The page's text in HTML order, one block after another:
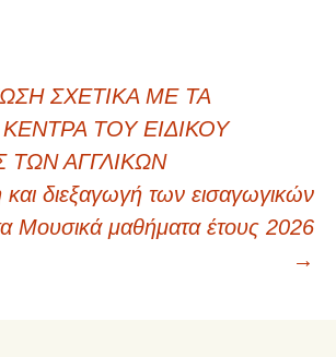
ΣΧΕΤΙΚΑ ΜΕ ΤΑ
ΤΟΥ ΕΙΔΙΚΟΥ
ΑΓΓΛΙΚΩΝ
διεξαγωγή των εισαγωγικών
Μουσικά μαθήματα έτους 2026
→